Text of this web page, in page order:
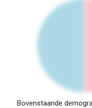
Bovenstaande